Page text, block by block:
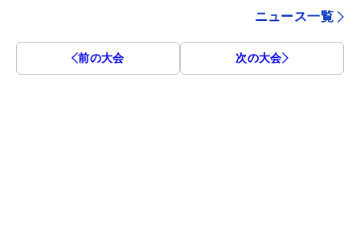
ニュース一覧
前の大会 次の大会